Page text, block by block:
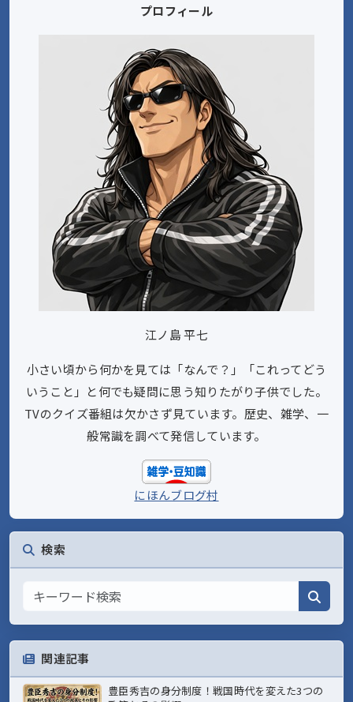
プロフィール
江ノ島 平七
小さい頃から何かを見ては「なんで？」「これってどう
いうこと」と何でも疑問に思う知りたがり子供でした。
TVのクイズ番組は欠かさず見ています。歴史、雑学、一
般常識を調べて発信しています。
にほんブログ村
検索
関連記事
豊臣秀吉の身分制度！戦国時代を変えた3つの